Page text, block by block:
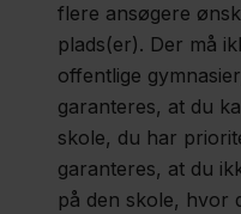
flere ansøgere
plads(er). Der må
offentlige
garanteres, at du
skole, du har
garanteres, at du
på den skole, hvor